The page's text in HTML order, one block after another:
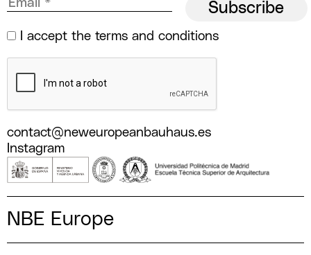
I accept the terms and conditions
contact@neweuropeanbauhaus.es
Instagram
NBE Europe